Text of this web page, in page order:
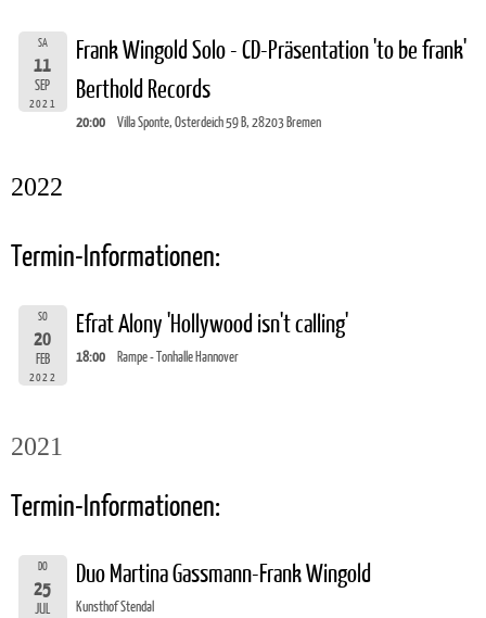
SA
11
SEP
2021
Frank Wingold Solo - CD-Präsentation 'to be frank'
Berthold Records
20:00 Villa Sponte, Osterdeich 59 B, 28203 Bremen
2022
Termin-Informationen:
SO
20
FEB
2022
Efrat Alony 'Hollywood isn't calling'
18:00 Rampe - Tonhalle Hannover
2021
Termin-Informationen:
DO
25
JUL
Duo Martina Gassmann-Frank Wingold
Kunsthof Stendal